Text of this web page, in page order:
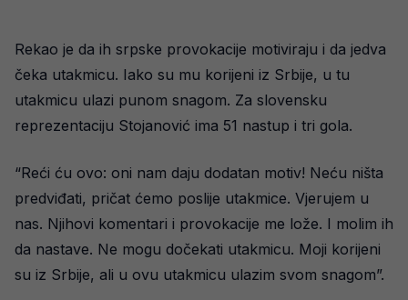
Rekao je da ih srpske provokacije motiviraju i da jedva
čeka utakmicu. Iako su mu korijeni iz Srbije, u tu
utakmicu ulazi punom snagom. Za slovensku
reprezentaciju Stojanović ima 51 nastup i tri gola.
“Reći ću ovo: oni nam daju dodatan motiv! Neću ništa
predviđati, pričat ćemo poslije utakmice. Vjerujem u
nas. Njihovi komentari i provokacije me lože. I molim ih
da nastave. Ne mogu dočekati utakmicu. Moji korijeni
su iz Srbije, ali u ovu utakmicu ulazim svom snagom”.